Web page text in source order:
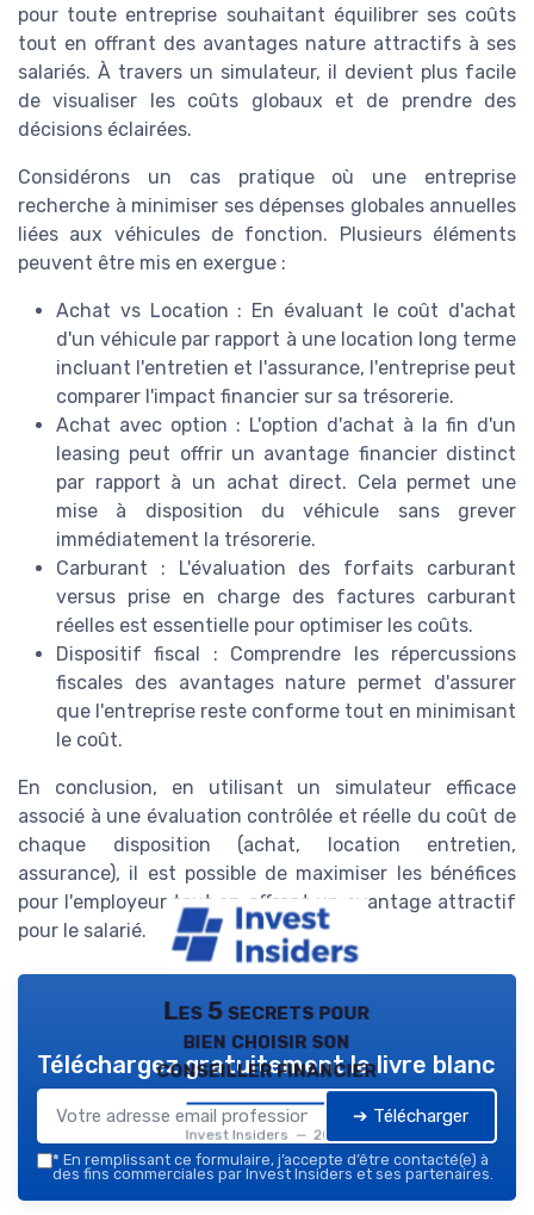
pour toute entreprise souhaitant équilibrer ses coûts
tout en offrant des avantages nature attractifs à ses
salariés. À travers un simulateur, il devient plus facile
de visualiser les coûts globaux et de prendre des
décisions éclairées.
Considérons un cas pratique où une entreprise
recherche à minimiser ses dépenses globales annuelles
liées aux véhicules de fonction. Plusieurs éléments
peuvent être mis en exergue :
Achat vs Location : En évaluant le coût d'achat
d'un véhicule par rapport à une location long terme
incluant l'entretien et l'assurance, l'entreprise peut
comparer l'impact financier sur sa trésorerie.
Achat avec option : L'option d'achat à la fin d'un
leasing peut offrir un avantage financier distinct
par rapport à un achat direct. Cela permet une
mise à disposition du véhicule sans grever
immédiatement la trésorerie.
Carburant : L'évaluation des forfaits carburant
versus prise en charge des factures carburant
réelles est essentielle pour optimiser les coûts.
Dispositif fiscal : Comprendre les répercussions
fiscales des avantages nature permet d'assurer
que l'entreprise reste conforme tout en minimisant
le coût.
En conclusion, en utilisant un simulateur efficace
associé à une évaluation contrôlée et réelle du coût de
chaque disposition (achat, location entretien,
assurance), il est possible de maximiser les bénéfices
pour l'employeur tout en offrant un avantage attractif
pour le salarié.
Les 5 secrets pour
bien choisir son
conseiller financier
Invest Insiders — 2026
Téléchargez gratuitement le livre blanc
➔ Télécharger
* En remplissant ce formulaire, j’accepte d’être contacté(e) à
des fins commerciales par Invest Insiders et ses partenaires.